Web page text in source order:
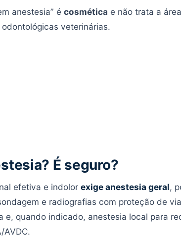
anestesia” é cosmética e não trata a
veterinárias.
É seguro?
efetiva e indolor exige anestesia geral,
e radiografias com proteção de
e, quando indicado, anestesia local para
AVDC.